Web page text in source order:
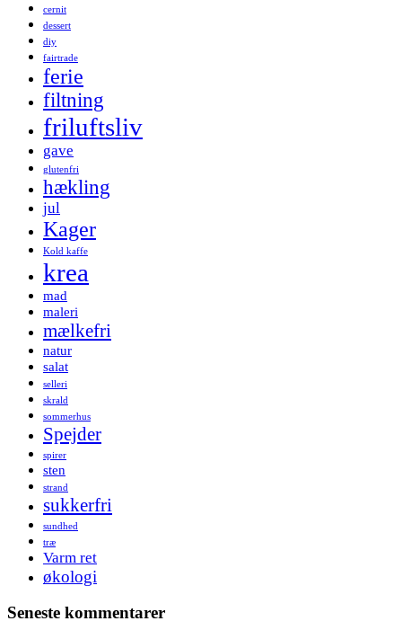
cernit
dessert
diy
fairtrade
ferie
filtning
friluftsliv
gave
glutenfri
hækling
jul
Kager
Kold kaffe
krea
mad
maleri
mælkefri
natur
salat
selleri
skrald
sommerhus
Spejder
spirer
sten
strand
sukkerfri
sundhed
træ
Varm ret
økologi
Seneste kommentarer